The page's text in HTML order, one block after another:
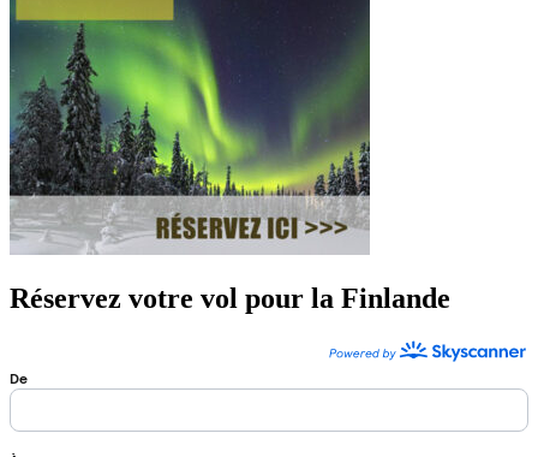
Réservez votre vol pour la Finlande